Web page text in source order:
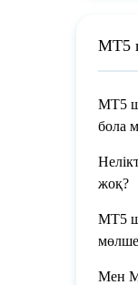
МТ5
МТ5
бола
жоқ?
МТ5
Мен